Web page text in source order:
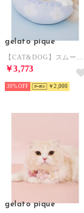
gelato pique
￥3,773
30% ￥2,000
gelato pique